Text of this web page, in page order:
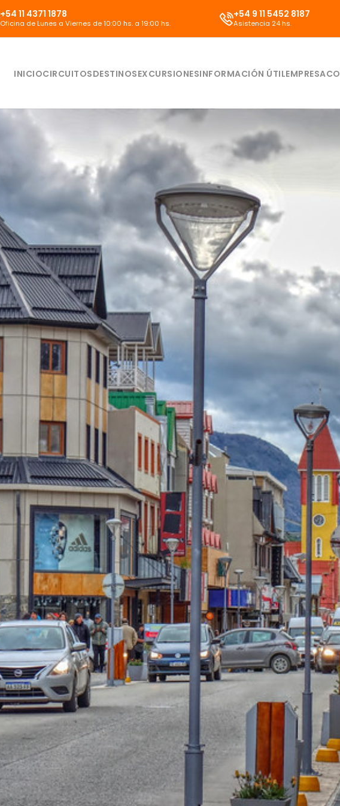
+54 11 4371 1878
Oficina de Lunes a Viernes de 10:00 hs. a 19:00 hs.
+54 9 11 5452 8187
Asistencia 24 hs.
INICIOCIRCUITOSDESTINOSEXCURSIONESINFORMACIÓN ÚTILEMPRESA